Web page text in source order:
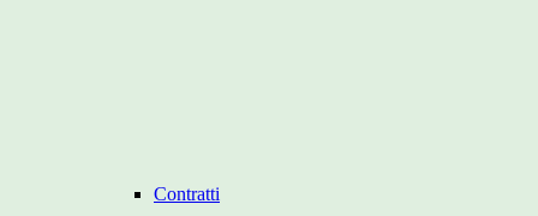
Contratti